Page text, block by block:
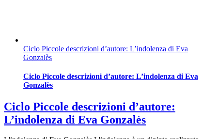
Ciclo Piccole descrizioni d’autore: L’indolenza di Eva
Gonzalès
Ciclo Piccole descrizioni d’autore: L’indolenza di Eva
Gonzalès
Ciclo Piccole descrizioni d’autore:
L’indolenza di Eva Gonzalès